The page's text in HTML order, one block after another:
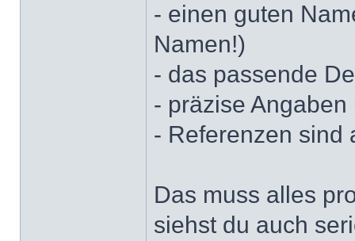
- einen guten
Namen!)
- das passende
- präzise
- Referenzen sind
Das muss alles
siehst du auch